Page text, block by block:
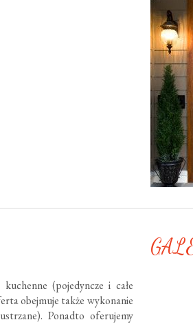
(pojedyncze i całe
obejmuje także wykonanie
Ponadto oferujemy